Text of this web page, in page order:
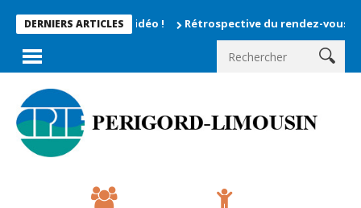
DERNIERS ARTICLES Rétrospective du rendez-vous la chevêche